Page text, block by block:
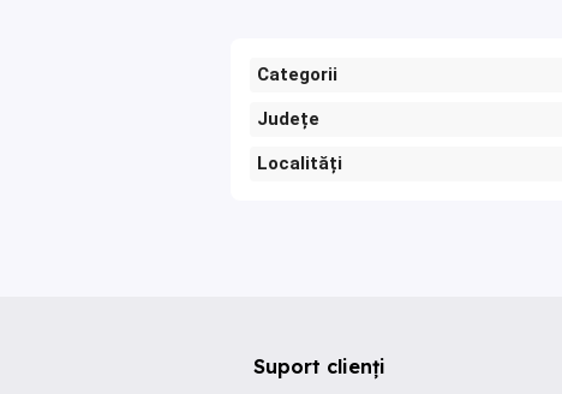
Categorii
Județe
Localități
Suport clienți